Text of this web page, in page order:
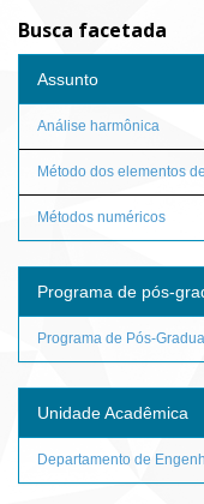
Busca facetada
Assunto
Análise harmônica
Método dos elementos
Métodos numéricos
Programa de pós-
Programa de Pós-
Unidade Acadêmica
Departamento de